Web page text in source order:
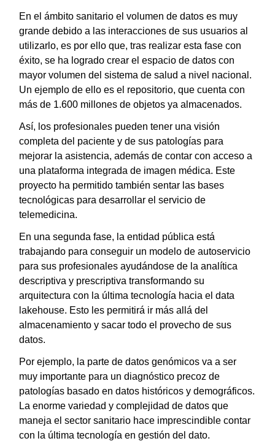
En el ámbito sanitario el volumen de datos es muy
grande debido a las interacciones de sus usuarios al
utilizarlo, es por ello que, tras realizar esta fase con
éxito, se ha logrado crear el espacio de datos con
mayor volumen del sistema de salud a nivel nacional.
Un ejemplo de ello es el repositorio, que cuenta con
más de 1.600 millones de objetos ya almacenados.
Así, los profesionales pueden tener una visión
completa del paciente y de sus patologías para
mejorar la asistencia, además de contar con acceso a
una plataforma integrada de imagen médica. Este
proyecto ha permitido también sentar las bases
tecnológicas para desarrollar el servicio de
telemedicina.
En una segunda fase, la entidad pública está
trabajando para conseguir un modelo de autoservicio
para sus profesionales ayudándose de la analítica
descriptiva y prescriptiva transformando su
arquitectura con la última tecnología hacia el data
lakehouse. Esto les permitirá ir más allá del
almacenamiento y sacar todo el provecho de sus
datos.
Por ejemplo, la parte de datos genómicos va a ser
muy importante para un diagnóstico precoz de
patologías basado en datos históricos y demográficos.
La enorme variedad y complejidad de datos que
maneja el sector sanitario hace imprescindible contar
con la última tecnología en gestión del dato.